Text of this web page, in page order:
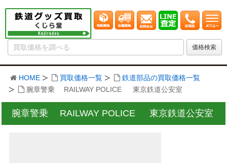
HOME 買取価格一覧
鉄道部品の買取価格一覧
腕章警乗 RAILWAY POLICE 東京鉄道公安室
腕章警乗 RAILWAY POLICE 東京鉄道公安室